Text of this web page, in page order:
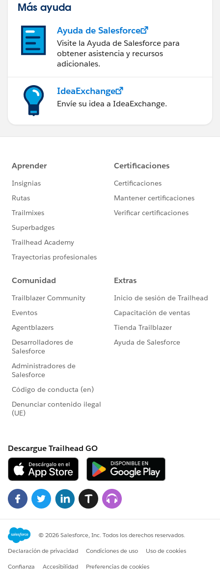
Más ayuda
Ayuda de Salesforce
Visite la Ayuda de Salesforce para
obtener asistencia y recursos
adicionales.
IdeaExchange
Envíe su idea a IdeaExchange.